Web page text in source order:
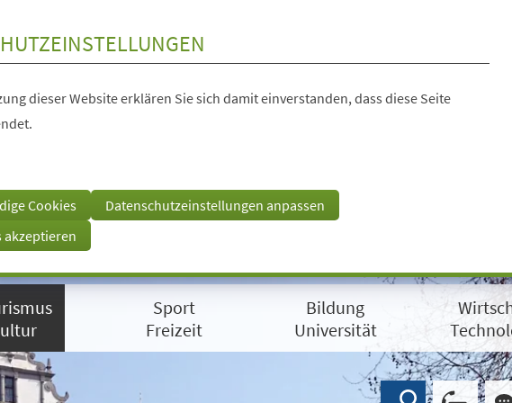
dieser Website erklären Sie sich damit einverstanden, dass diese Seite
Cookies
Datenschutzeinstellungen anpassen
akzeptieren
Sport
Freizeit
Bildung
Universität